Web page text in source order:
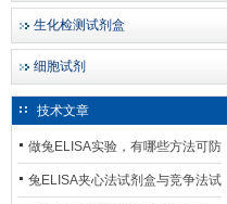
生化检测试剂盒
细胞试剂
技术文章
做兔ELISA实验，有哪些方法可防
止平台效应发生？
兔ELISA夹心法试剂盒与竞争法试